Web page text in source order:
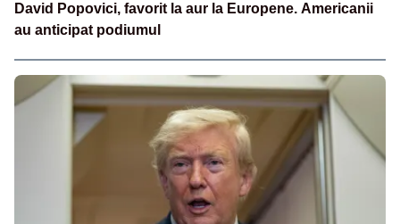
David Popovici, favorit la aur la Europene. Americanii
au anticipat podiumul